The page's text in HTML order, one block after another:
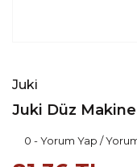
Juki
Juki Düz
0 - Yorum Yap /